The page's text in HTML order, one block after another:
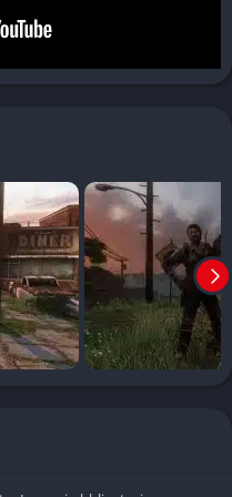
stealth e combattimento. Le
Questo costringe il
ogni situazione. Si può
ma ogni colpo
realistico. Joel non è
Le sue azioni sono
tutto il peso.
materiali per creare
Usare risorse per